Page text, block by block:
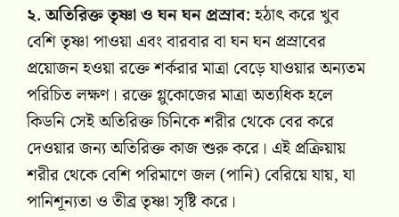
২. অতিরিক্ত তৃষ্ণা ও ঘন ঘন প্রস্রাব:হঠাৎ করে খুব
বেশি তৃষ্ণা পাওয়া এবং বারবার বা ঘন ঘন প্রস্রাবের
প্রয়োজন হওয়া রক্তে শর্করার মাত্রা বেড়ে যাওয়ার অন্যতম
পরিচিত লক্ষণ। রক্তে গ্লুকোজের মাত্রা অত্যধিক হলে
কিডনি সেই অতিরিক্ত চিনিকে শরীর থেকে বের করে
দেওয়ার জন্য অতিরিক্ত কাজ শুরু করে। এই প্রক্রিয়ায়
শরীর থেকে বেশি পরিমাণে জল (পানি) বেরিয়ে যায়, যা
পানিশূন্যতা ও তীব্র তৃষ্ণা সৃষ্টি করে।